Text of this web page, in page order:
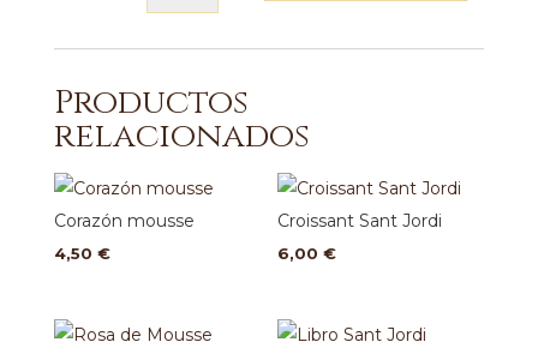
Sant
Productos
relacionados
Corazón mousse
4,50 €
Croissant Sant Jordi
6,00€